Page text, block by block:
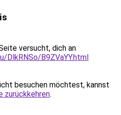
versucht, dich an
DlkRNSo/B9ZVaYY.html
besuchen möchtest, kannst
zurückkehren.